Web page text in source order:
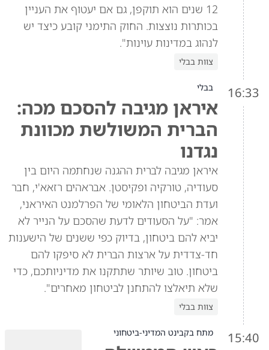
12 שנים הוא תוקפן, גם אם יעטוף את העניין
בכותרות נוצצות. החוק התימני קובע כיצד יש
לנהוג במדינות עוינות".
צוות בבלי
16:33 בבלי
איראן מגיבה להסכם מכה:
הברית המשולשת מכוונת
נגדנו
איראן מגיבה לברית ההגנה שנחתמה היום בין
סעודיה, טורקיה ופקיסטן. אבראהים רזאא'י, חבר
ועדת הביטחון הלאומי של הפרלמנט האיראני,
אמר: "על הסעודים לדעת שהסכם על הנייר לא
יביא להם ביטחון, בדיוק כפי ששנים של הישענות
חד-צדדית על ארצות הברית לא סיפקו להם
ביטחון. טוב שיותר שתתקנו את מדיניותכם, כדי
שלא תיאלצו להתחנן לביטחון מאחרים".
צוות בבלי
15:40 מתח בקבינט המדיני-ביטחוני